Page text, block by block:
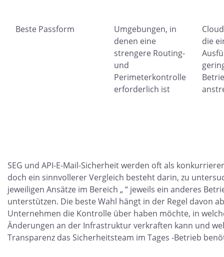
Beste Passform
Umgebungen, in
denen eine
strengere Routing-
und
Perimeterkontrolle
erforderlich ist
die
SEG und API-E-Mail-Sicherheit werden oft als
doch ein sinnvollerer Vergleich besteht darin, zu
jeweiligen Ansätze im Bereich „ “ jeweils ein anderes
unterstützen. Die beste Wahl hängt in der Regel davon
Unternehmen die Kontrolle über haben möchte, in
Änderungen an der Infrastruktur verkraften kann und
Transparenz das Sicherheitsteam im Tages -Betrieb